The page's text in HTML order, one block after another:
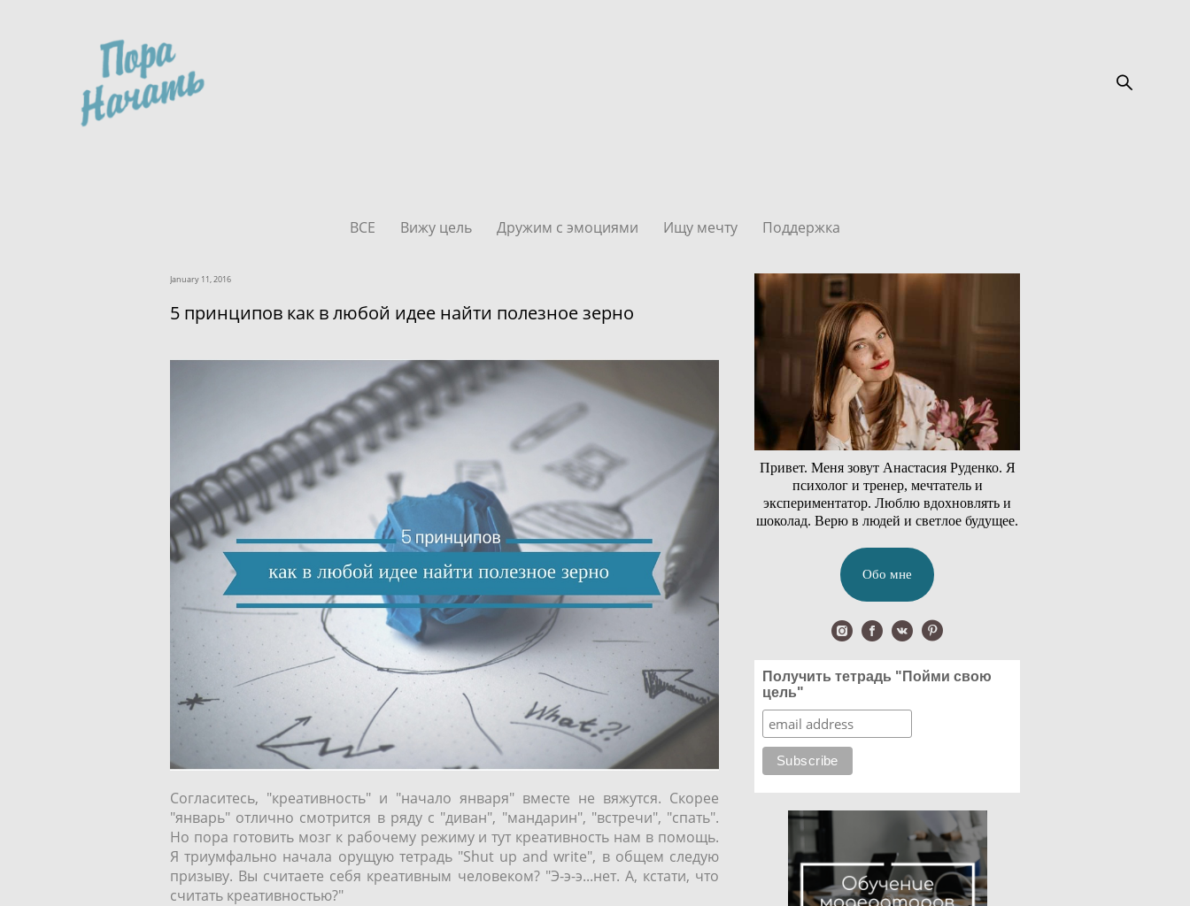
ВСЕ Вижу цель Дружим с эмоциями Ищу мечту Поддержка
January 11, 2016
5 принципов как в любой идее найти полезное зерно
Согласитесь, "креативность" и "начало января" вместе не вяжутся. Скорее
"январь" отлично смотрится в ряду с "диван", "мандарин", "встречи", "спать".
Но пора готовить мозг к рабочему режиму и тут креативность нам в помощь.
Я триумфально начала орущую тетрадь "Shut up and write", в общем следую
призыву. Вы считаете себя креативным человеком? "Э-э-э...нет. А, кстати, что
считать креативностью?"
Привет. Меня зовут Анастасия Руденко. Я
психолог и тренер, мечтатель и
экспериментатор. Люблю вдохновлять и
шоколад. Верю в людей и светлое будущее.
Обо мне
Получить тетрадь "Пойми свою
цель"